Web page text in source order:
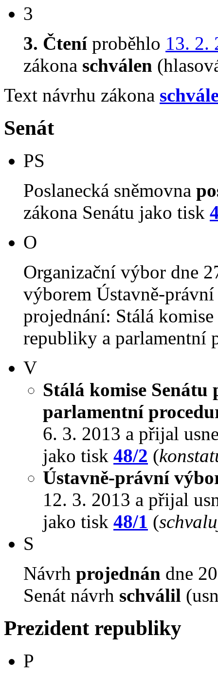
3
3. Čteníproběhlo 13. 2.
zákona schválen
Text návrhu zákona
Senát
PS
Poslanecká sněmovna
zákona Senátu jako tisk
O
Organizační výbor dne
výborem Ústavně-
projednání: Stálá
republiky a parlamentní
V
Stálá komise
parlamentní
6. 3. 2013 a přijal
jako tisk 48/2 (
Ústavně-právní
12. 3. 2013 a přijal
jako tisk 48/1 (
S
Návrh projednán dne
Senát návrh schválil
Prezident republiky
P